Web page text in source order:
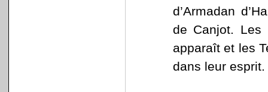
d’Armadan
de Canjot. Les
apparaît et les
dans leur esprit.